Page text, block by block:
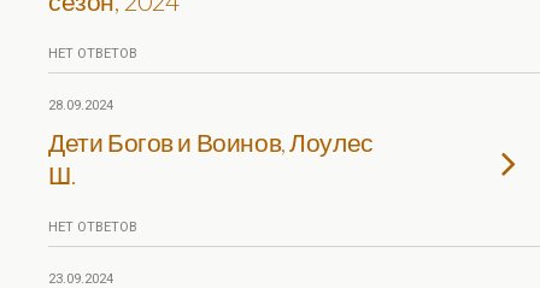
НЕТ ОТВЕТОВ
28.09.2024
Дети Богов и Воинов, Лоулес
Ш.
НЕТ ОТВЕТОВ
23.09.2024